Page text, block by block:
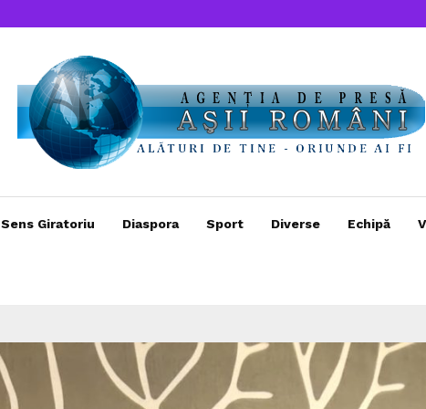
Sens Giratoriu Diaspora Sport Diverse Echipă